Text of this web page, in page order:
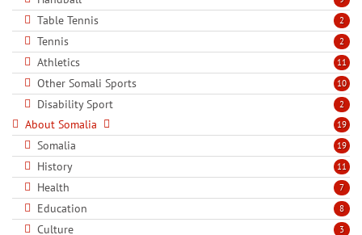
2
Table Tennis
2
Tennis
11
Athletics
10
Other Somali Sports
2
Disability Sport
19
About Somalia
19
Somalia
11
History
7
Health
8
Education
3
Culture